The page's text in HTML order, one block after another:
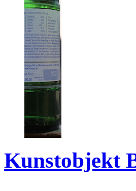
Kunstobjekt